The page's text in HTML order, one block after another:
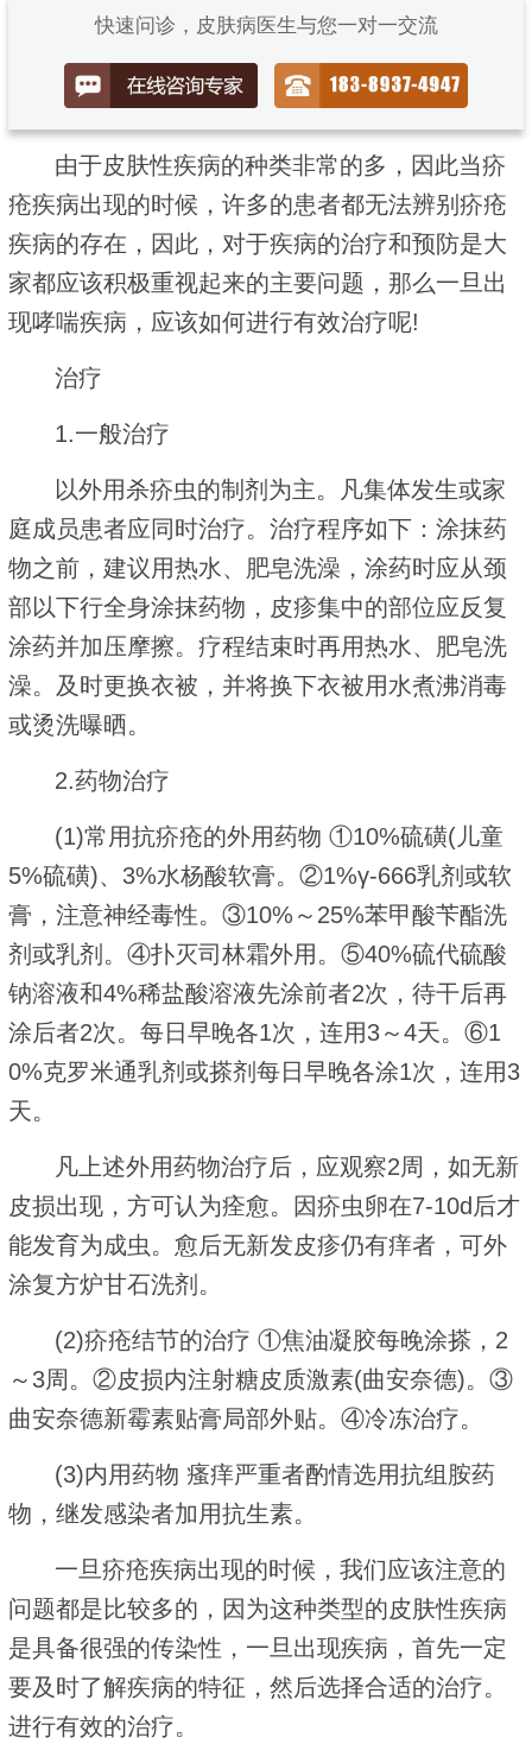
快速问诊，皮肤病医生与您一对一交流
由于皮肤性疾病的种类非常的多，因此当疥
疮疾病出现的时候，许多的患者都无法辨别疥疮
疾病的存在，因此，对于疾病的治疗和预防是大
家都应该积极重视起来的主要问题，那么一旦出
现哮喘疾病，应该如何进行有效治疗呢!
治疗
1.一般治疗
以外用杀疥虫的制剂为主。凡集体发生或家
庭成员患者应同时治疗。治疗程序如下：涂抹药
物之前，建议用热水、肥皂洗澡，涂药时应从颈
部以下行全身涂抹药物，皮疹集中的部位应反复
涂药并加压摩擦。疗程结束时再用热水、肥皂洗
澡。及时更换衣被，并将换下衣被用水煮沸消毒
或烫洗曝晒。
2.药物治疗
(1)常用抗疥疮的外用药物 ①10%硫磺(儿童
5%硫磺)、3%水杨酸软膏。②1%γ-666乳剂或软
膏，注意神经毒性。③10%～25%苯甲酸苄酯洗
剂或乳剂。④扑灭司林霜外用。⑤40%硫代硫酸
钠溶液和4%稀盐酸溶液先涂前者2次，待干后再
涂后者2次。每日早晚各1次，连用3～4天。⑥1
0%克罗米通乳剂或搽剂每日早晚各涂1次，连用3
天。
凡上述外用药物治疗后，应观察2周，如无新
皮损出现，方可认为痊愈。因疥虫卵在7-10d后才
能发育为成虫。愈后无新发皮疹仍有痒者，可外
涂复方炉甘石洗剂。
(2)疥疮结节的治疗 ①焦油凝胶每晚涂搽，2
～3周。②皮损内注射糖皮质激素(曲安奈德)。③
曲安奈德新霉素贴膏局部外贴。④冷冻治疗。
(3)内用药物 瘙痒严重者酌情选用抗组胺药
物，继发感染者加用抗生素。
一旦疥疮疾病出现的时候，我们应该注意的
问题都是比较多的，因为这种类型的皮肤性疾病
是具备很强的传染性，一旦出现疾病，首先一定
要及时了解疾病的特征，然后选择合适的治疗。
进行有效的治疗。